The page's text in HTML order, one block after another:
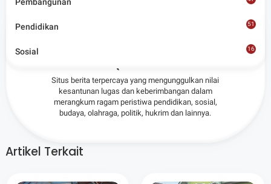
Situs berita terpercaya yang mengunggulkan nilai
kesantunan lugas dan keberimbangan dalam
merangkum ragam peristiwa pendidikan, sosial,
budaya, olahraga, politik, hukrim dan lainnya.
Artikel Terkait
Pendidikan 51
Sosial
16